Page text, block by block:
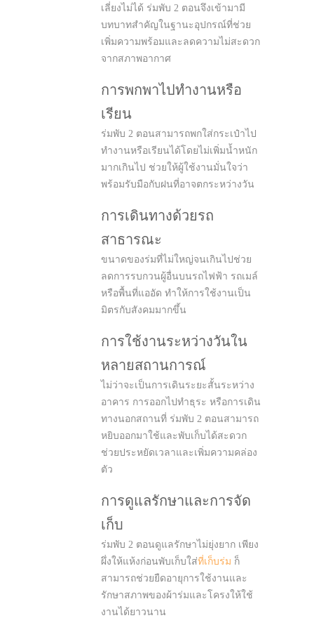
เลี่ยงไม่ได้ ร่มพับ 2 ตอนจึงเข้ามามี
บทบาทสำคัญในฐานะอุปกรณ์ที่ช่วย
เพิ่มความพร้อมและลดความไม่สะดวก
จากสภาพอากาศ
การพกพาไปทำงานหรือ
เรียน
ร่มพับ 2 ตอนสามารถพกใส่กระเป๋าไป
ทำงานหรือเรียนได้โดยไม่เพิ่มน้ำหนัก
มากเกินไป ช่วยให้ผู้ใช้งานมั่นใจว่า
พร้อมรับมือกับฝนที่อาจตกระหว่างวัน
การเดินทางด้วยรถ
สาธารณะ
ขนาดของร่มที่ไม่ใหญ่จนเกินไปช่วย
ลดการรบกวนผู้อื่นบนรถไฟฟ้า รถเมล์
หรือพื้นที่แออัด ทำให้การใช้งานเป็น
มิตรกับสังคมมากขึ้น
การใช้งานระหว่างวันใน
หลายสถานการณ์
ไม่ว่าจะเป็นการเดินระยะสั้นระหว่าง
อาคาร การออกไปทำธุระ หรือการเดิน
ทางนอกสถานที่ ร่มพับ 2 ตอนสามารถ
หยิบออกมาใช้และพับเก็บได้สะดวก
ช่วยประหยัดเวลาและเพิ่มความคล่อง
ตัว
การดูแลรักษาและการจัด
เก็บ
ร่มพับ 2 ตอนดูแลรักษาไม่ยุ่งยาก เพียง
ผึ่งให้แห้งก่อนพับเก็บใส่ที่เก็บร่ม ก็
สามารถช่วยยืดอายุการใช้งานและ
รักษาสภาพของผ้าร่มและโครงให้ใช้
งานได้ยาวนาน